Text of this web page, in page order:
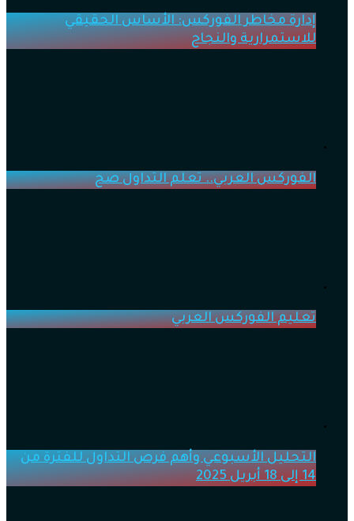
إدارة مخاطر الفوركس: الأساس الحقيقي
للاستمرارية والنجاح
الفوركس العربي.. تعلم التداول صح
تعليم الفوركس العربي
التحليل الأسبوعي وأهم فرص التداول للفترة من
14 إلى 18 أبريل 2025